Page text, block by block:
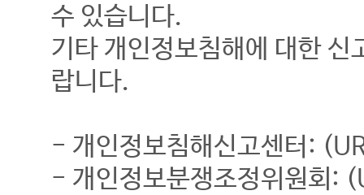
수 있습니다.
기타 개인정보침해에 대한 신
랍니다.
- 개인정보침해신고센터:
- 개인정보분쟁조정위원